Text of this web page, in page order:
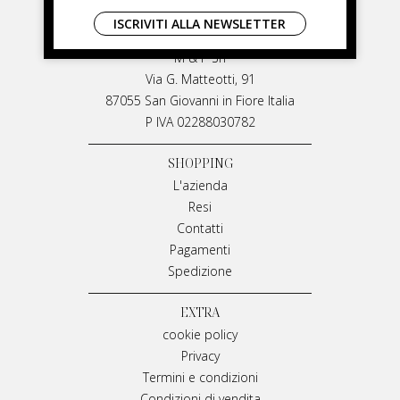
LIVIANA MIRARCHI
M & P Srl
Via G. Matteotti, 91
87055 San Giovanni in Fiore Italia
P IVA 02288030782
SHOPPING
L'azienda
Resi
Contatti
Pagamenti
Spedizione
EXTRA
cookie policy
Privacy
Termini e condizioni
ISCRIVITI ALLA NEWSLETTER